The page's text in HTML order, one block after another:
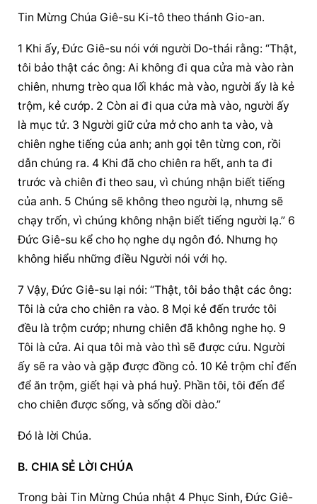
Tin Mừng Chúa Giê-su Ki-tô theo thánh Gio-an.
1 Khi ấy, Đức Giê-su nói với người Do-thái rằng: “Thật,
tôi bảo thật các ông: Ai không đi qua cửa mà vào ràn
chiên, nhưng trèo qua lối khác mà vào, người ấy là kẻ
trộm, kẻ cướp. 2 Còn ai đi qua cửa mà vào, người ấy
là mục tử. 3 Người giữ cửa mở cho anh ta vào, và
chiên nghe tiếng của anh; anh gọi tên từng con, rồi
dẫn chúng ra. 4 Khi đã cho chiên ra hết, anh ta đi
trước và chiên đi theo sau, vì chúng nhận biết tiếng
của anh. 5 Chúng sẽ không theo người lạ, nhưng sẽ
chạy trốn, vì chúng không nhận biết tiếng người lạ.” 6
Đức Giê-su kể cho họ nghe dụ ngôn đó. Nhưng họ
không hiểu những điều Người nói với họ.
7 Vậy, Đức Giê-su lại nói: “Thật, tôi bảo thật các ông:
Tôi là cửa cho chiên ra vào. 8 Mọi kẻ đến trước tôi
đều là trộm cướp; nhưng chiên đã không nghe họ. 9
Tôi là cửa. Ai qua tôi mà vào thì sẽ được cứu. Người
ấy sẽ ra vào và gặp được đồng cỏ. 10 Kẻ trộm chỉ đến
để ăn trộm, giết hại và phá huỷ. Phần tôi, tôi đến để
cho chiên được sống, và sống dồi dào.”
Đó là lời Chúa.
B. CHIA SẺ LỜI CHÚA
Trong bài Tin Mừng Chúa nhật 4 Phục Sinh, Đức Giê-